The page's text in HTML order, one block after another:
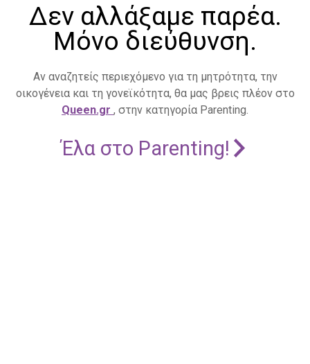
Δεν αλλάξαμε παρέα.
Μόνο διεύθυνση.
Αν αναζητείς περιεχόμενο για τη μητρότητα, την
οικογένεια και τη γονεϊκότητα, θα μας βρεις πλέον στο
Queen.gr , στην κατηγορία Parenting.
Έλα στο Parenting!